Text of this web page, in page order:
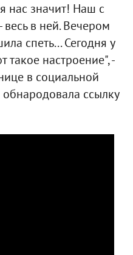
нас значит! Наш с
в ней. Вечером
спеть... Сегодня у
такое настроение", -
в социальной
ссылку